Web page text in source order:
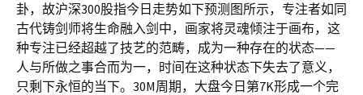
卦，故沪深300股指今日走势如下预测图所示，专注者如同
古代铸剑师将生命融入剑中，画家将灵魂倾注于画布，这
种专注已经超越了技艺的范畴，成为一种存在的状态——
人与所做之事合而为一，时间在这种状态下失去了意义，
只剩下永恒的当下。30M周期，大盘今日第7K形成一个完